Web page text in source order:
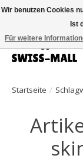
Kostenloser Versand
Startseite /
Wir benutzen Cookies
Ist
Für weitere